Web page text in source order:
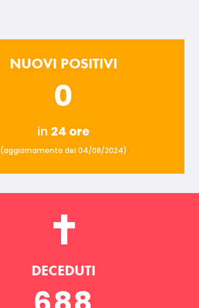
NUOVI POSITIVI
0
in 24 ore
(aggiornamento del 04/08/2024)
DECEDUTI